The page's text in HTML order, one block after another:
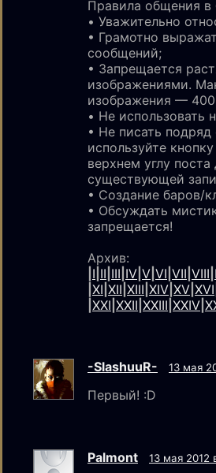
Правила общения в
• Уважительно
• Грамотно
сообщений;
• Запрещается
изображениями.
изображения —
• Не использовать
• Не писать
используйте
верхнем углу
существующей
• Создание баров/
• Обсуждать
запрещается!
Архив:
I II III IV V VI VII VIII
XI XII XIII XIV XV XVI
XXI XXII XXIII XXIV
-SlashuuR- 13 мая
Первый! :D
Palmont 13 мая 2012